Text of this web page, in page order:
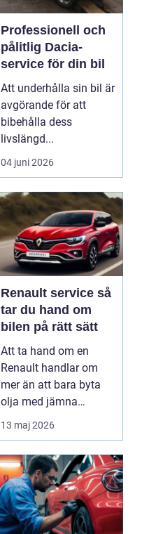
Professionell och
pålitlig Dacia-
service för din bil
Att underhålla sin bil är
avgörande för att
bibehålla dess
livslängd...
04 juni 2026
Renault service så
tar du hand om
bilen på rätt sätt
Att ta hand om en
Renault handlar om
mer än att bara byta
olja med jämna
mellanrum. För många
biläga...
13 maj 2026